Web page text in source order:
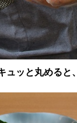
ュッと丸めると、